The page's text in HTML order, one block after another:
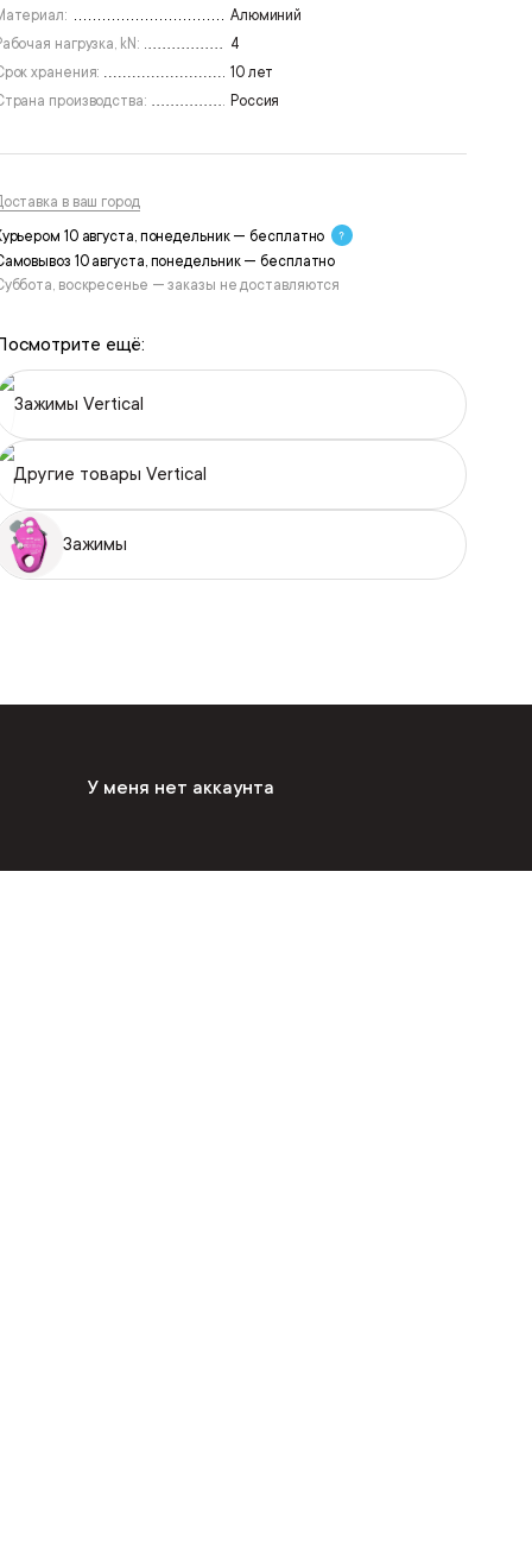
Алюминий
нагрузка, kN:
4
хранения:
10 лет
производства:
Россия
в ваш город
10 августа, понедельник — бесплатно
10 августа, понедельник — бесплатно
воскресенье — заказы не доставляются
ещё:
Зажимы Vertical
Другие товары Vertical
Зажимы
У меня нет аккаунта